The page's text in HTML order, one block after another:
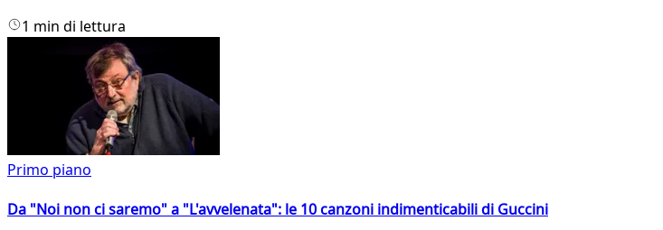
1 min di lettura
Primo piano
Da "Noi non ci saremo" a "L'avvelenata": le 10 canzoni indimenticabili di Guccini